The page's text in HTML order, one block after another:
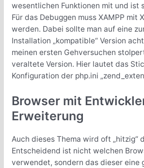
wesentlichen Funktionen mit und ist
Für das Debuggen muss XAMPP mit
werden. Dabei sollte man auf eine
Installation „kompatible“ Version
meinen ersten Gehversuchen
veraltete Version. Hier lautet das
Konfiguration der php.ini
Browser mit
Erweiterung
Auch dieses Thema wird oft „hitzig“
Entscheidend ist nicht welchen
verwendet, sondern das dieser eine